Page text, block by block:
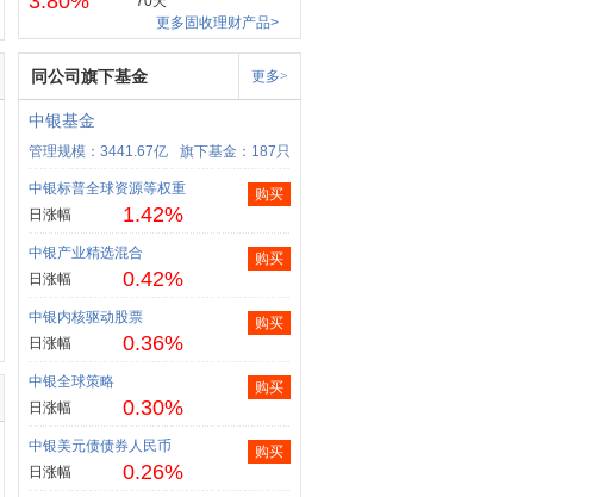
更多固收理财产品>
同公司旗下基金 更多>
中银基金
管理规模：3441.67亿 旗下基金：187只
中银标普全球资源等权重
日涨幅
1.42%
购买
中银产业精选混合
日涨幅
0.42%
购买
中银内核驱动股票
日涨幅
0.36%
购买
中银全球策略
日涨幅
0.30%
购买
中银美元债债券人民币
日涨幅
0.26%
购买